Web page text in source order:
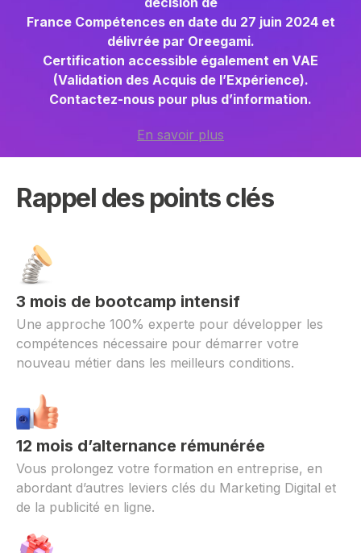
France Compétences en date du 27 juin 2024 et
délivrée par Oreegami.
Certification accessible également en VAE
(Validation des Acquis de l’Expérience).
Contactez-nous pour plus d’information.
En savoir plus
Rappel des points clés
3 mois de bootcamp intensif
Une approche 100% experte pour développer les
compétences nécessaire pour démarrer votre
nouveau métier dans les meilleurs conditions.
12 mois d’alternance rémunérée
Vous prolongez votre formation en entreprise, en
abordant d’autres leviers clés du Marketing Digital et
de la publicité en ligne.